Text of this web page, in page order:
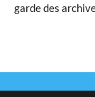
garde des